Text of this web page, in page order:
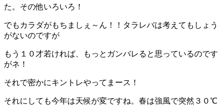
た。その他いろいろ！
でもカラダがもちましぇ～ん！！タラレバは考えてもしょう
がないのですが
もう１０才若ければ、もっとガンバレると思っているのです
がネ！
それで密かにキントレやってまース！
それにしても今年は天候が変ですね。春は強風で突然３０℃